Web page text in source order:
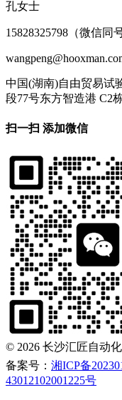
孔女士
15828325798（微信同号
中国(湖南)自由贸易试
段77号东方智造港 C2
扫一扫 添加微信
© 2026 长沙汇匠自动
备案号： 湘ICP备
43012102001225号